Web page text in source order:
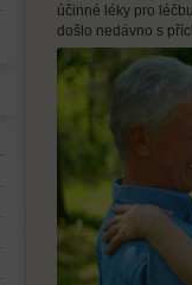
účinné léky pro
došlo nedávno s